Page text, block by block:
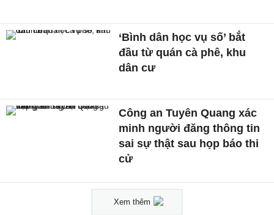
‘Bình dân học vụ số’ bắt
đầu từ quán cà phê, khu
dân cư
Công an Tuyên Quang xác
minh người đăng thông tin
sai sự thật sau họp báo thi
cử
Xem thêm